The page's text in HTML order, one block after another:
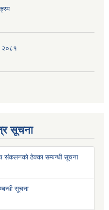
२०८१
सूचना
संकलनको ठेक्का सम्बन्धी सूचना
सूचना